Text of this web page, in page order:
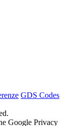
GDS Codes
Google Privacy